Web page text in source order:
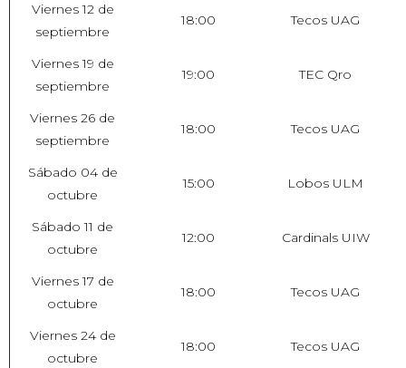
Viernes 12 de
septiembre
18:00 Tecos UAG
Viernes 19 de
septiembre
19:00 TEC Qro
Viernes 26 de
septiembre
18:00 Tecos UAG
Sábado 04 de
octubre
15:00 Lobos ULM
Sábado 11 de
octubre
12:00 Cardinals UIW
Viernes 17 de
octubre
18:00 Tecos UAG
Viernes 24 de
octubre
18:00 Tecos UAG